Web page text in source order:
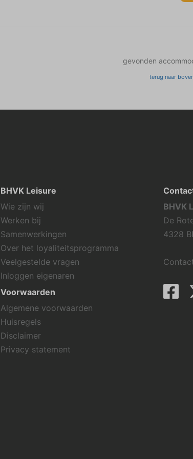
gevonden
terug naar
BHVK Leisure
Wie zijn wij
Werken bij
Samenwerkingen
Over het loyaliteitsprogramma
Veelgestelde vragen
Inloggen eigenaren
Voorwaarden
Algemene voorwaarden
Huisregels
Disclaimer
Privacy statement
BHVK
De
4328